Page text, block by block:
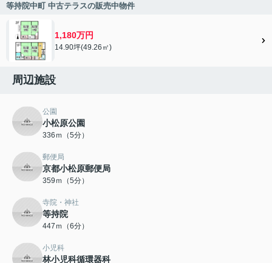
等持院中町 中古テラスの販売中物件
1,180万円
14.90坪(49.26㎡)
周辺施設
公園
小松原公園
336ｍ（5分）
郵便局
京都小松原郵便局
359ｍ（5分）
寺院・神社
等持院
447ｍ（6分）
小児科
林小児科循環器科